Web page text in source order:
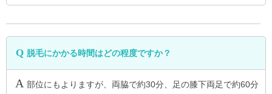
脱毛にかかる時間はどの程度ですか？
部位にもよりますが、両脇で約30分、足の膝下両足で約60分